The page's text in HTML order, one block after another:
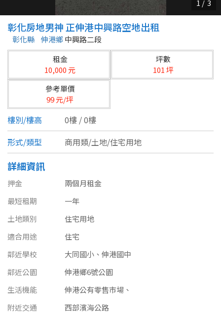
縣市
不限
台北市
基隆市
新北市
宜蘭縣
桃園市
苗栗縣
台中市
彰化縣
雲林縣
區域
類型(可複選)
不拘
透天厝
農舍 辦公
廠辦 倉庫
坪數
不拘
彰化房地男神 正伸港中興路空地出租
彰化縣 伸港鄉 中興路二段
租金
10,000 元
坪數
101 坪
參考單價
99 元/坪
樓別/樓高
0樓 / 0樓
形式/類型
商用類/土地/住宅用地
詳細資訊
押金
兩個月租金
最短租期
一年
土地類別
住宅用地
適合用途
住宅
鄰近學校
大同國小、伸港國中
鄰近公園
伸港鄉6號公園
生活機能
伸港公有零售市場、
附近交通
西部濱海公路